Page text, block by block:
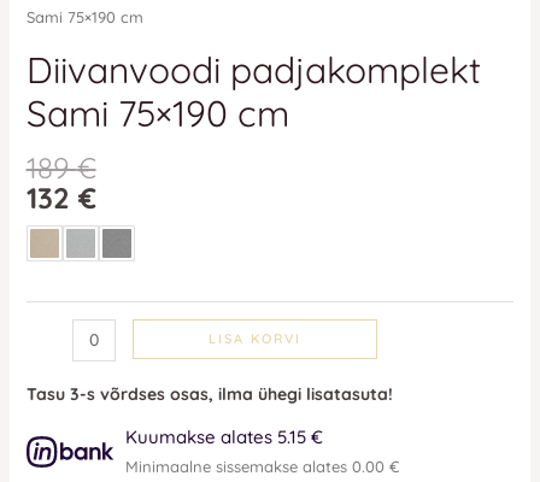
Sami 75×190 cm
Diivanvoodi padjakomplekt
Sami 75×190 cm
189€
132€
LISA KORVI
Tasu 3-s võrdses osas, ilma ühegi lisatasuta!
Kuumakse alates 5.15 €
Minimaalne sissemakse alates 0.00 €